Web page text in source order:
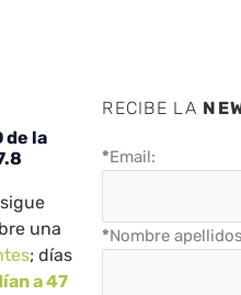
de la
una
; días
a 47
RECIBE LA
*Email:
*Nombre